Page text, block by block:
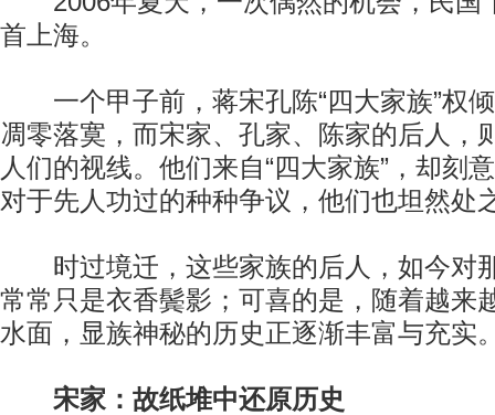
首上海。
一个甲子前，蒋宋孔陈“四大家族”权
凋零落寞，而宋家、孔家、陈家的后人，
人们的视线。他们来自“四大家族”，却刻
对于先人功过的种种争议，他们也坦然处
时过境迁，这些家族的后人，如今对
常常只是衣香鬓影；可喜的是，随着越来
水面，显族神秘的历史正逐渐丰富与充实
宋家：故纸堆中还原历史